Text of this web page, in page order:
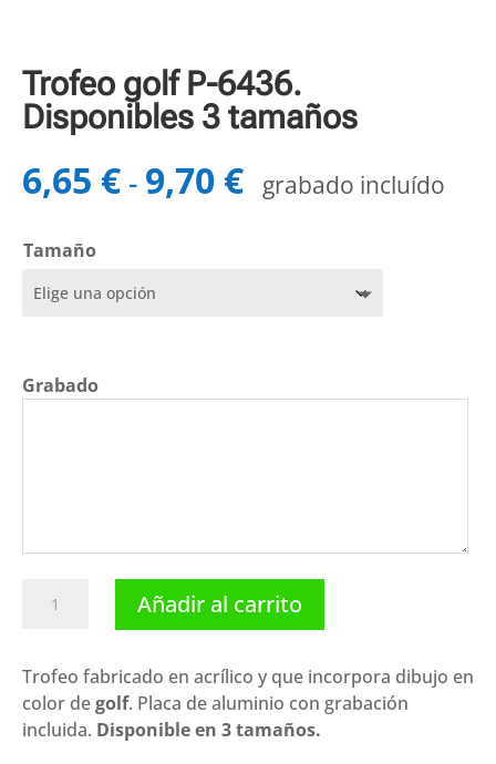
Trofeo golf P-6436.
Disponibles 3 tamaños
6,65 € - 9,70 €Rango
de
grabado incluído
Tamaño
Grabado
6436.
Disponibles
3
Añadir al carrito
Trofeo fabricado en acrílico y que incorpora dibujo en
color degolf. Placa de aluminio con grabación
incluida. Disponible en 3 tamaños.